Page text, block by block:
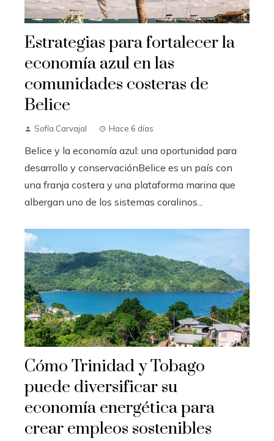
Estrategias para fortalecer la
economía azul en las
comunidades costeras de
Belice
Sofía Carvajal Hace 6 días
Belice y la economía azul: una oportunidad para
desarrollo y conservaciónBelice es un país con
una franja costera y una plataforma marina que
albergan uno de los sistemas coralinos...
Cómo Trinidad y Tobago
puede diversificar su
economía energética para
crear empleos sostenibles